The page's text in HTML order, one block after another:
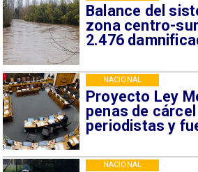
Balance del
zona centro-
2.476
Proyecto Ley
penas de
periodistas y
NACIONAL
NACIONAL